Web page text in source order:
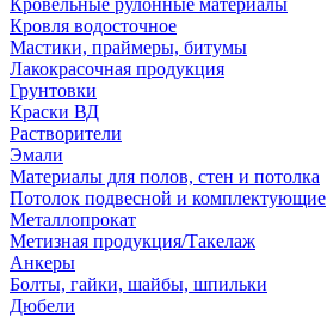
Кровельные рулонные материалы
Кровля водосточное
Мастики, праймеры, битумы
Лакокрасочная продукция
Грунтовки
Краски ВД
Растворители
Эмали
Материалы для полов, стен и потолка
Потолок подвесной и комплектующие
Металлопрокат
Метизная продукция/Такелаж
Анкеры
Болты, гайки, шайбы, шпильки
Дюбели